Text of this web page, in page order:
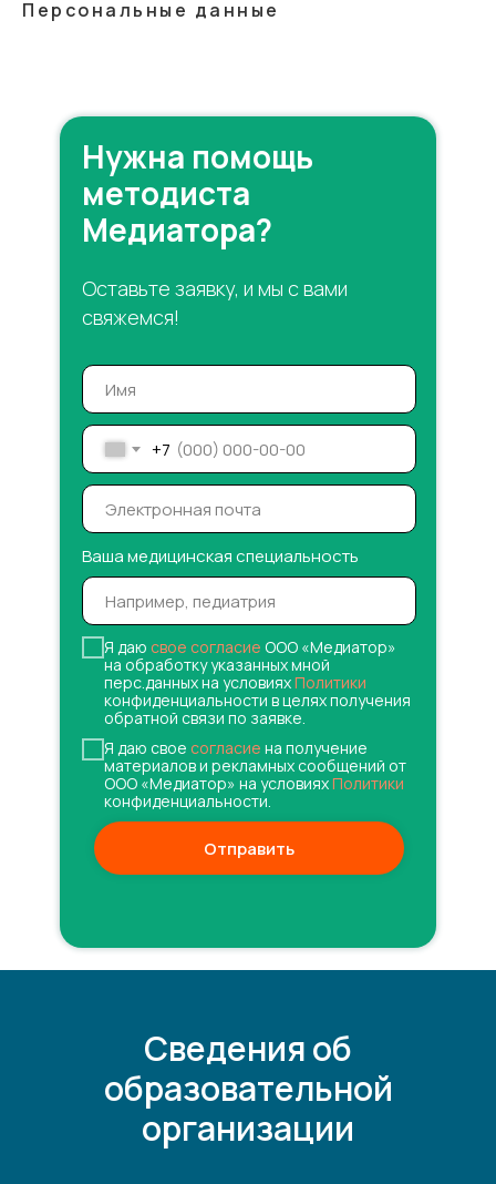
Персональные данные
Нужна помощь
методиста
Медиатора?
+7
Ваша медицинская специальность
Я даю свое согласие ООО «Медиатор»
на обработку указанных мной
перс.данных на условияхПолитики
конфиденциальности в целях получения
обратной связи по заявке.
Я даю свое согласие на получение
материалов и рекламных сообщений от
ООО «Медиатор» на условияхПолитики
конфиденциальности.
Отправить
Оставьте заявку, и мы с вами
свяжемся!
Сведения об
образовательной
организации